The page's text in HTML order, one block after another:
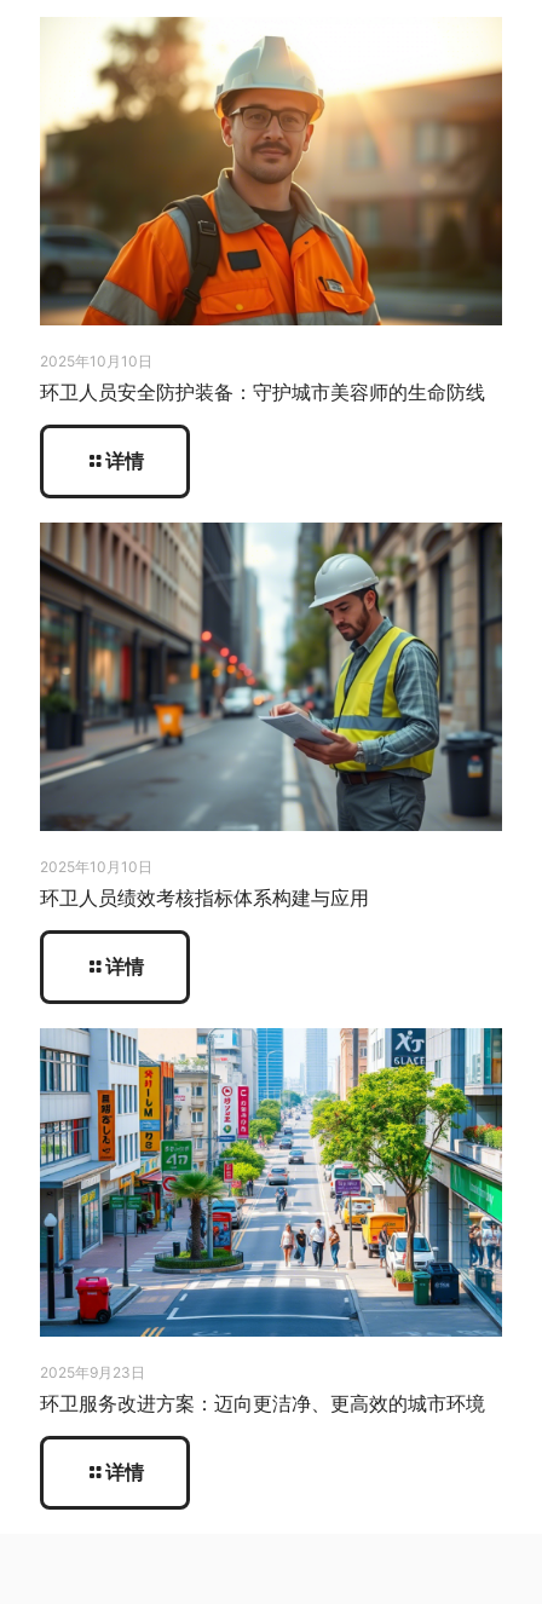
2025年10月10日
环卫人员安全防护装备：守护城市美容师的生命防线
详情
2025年10月10日
环卫人员绩效考核指标体系构建与应用
详情
2025年9月23日
环卫服务改进方案：迈向更洁净、更高效的城市环境
详情